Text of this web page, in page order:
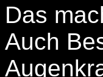
Das
Auch